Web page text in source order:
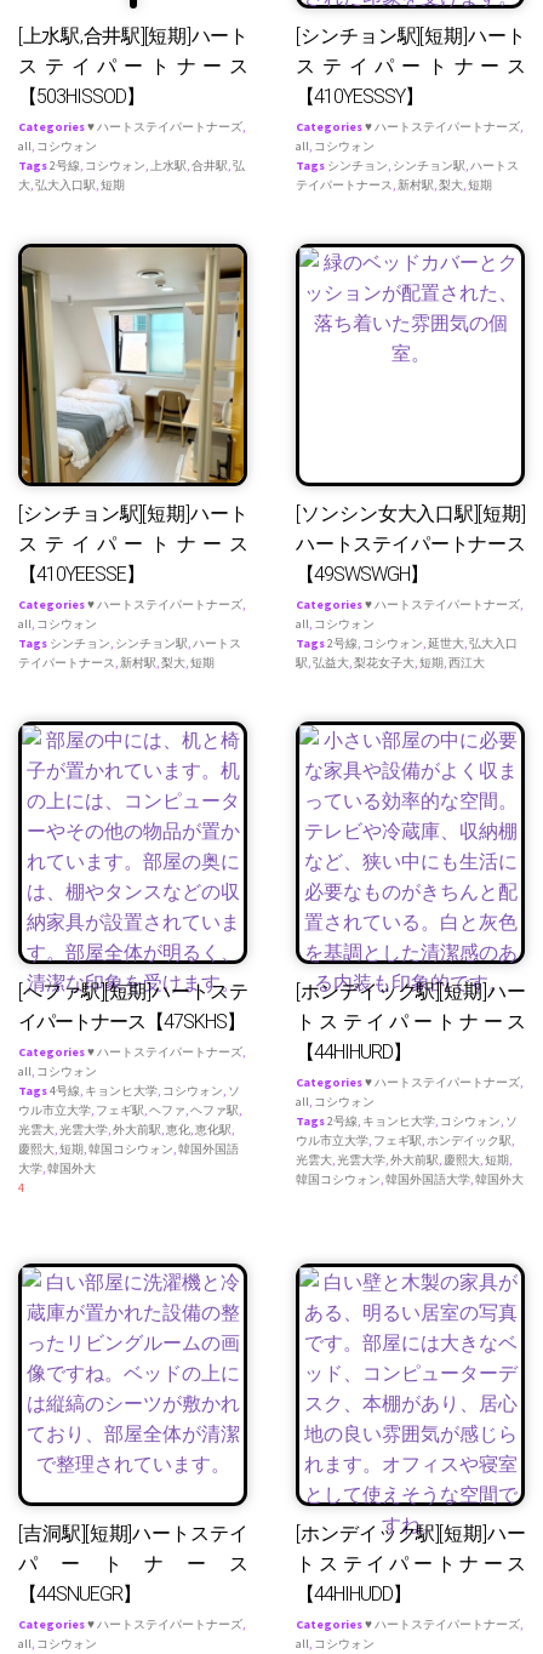
[上水駅,合井駅][短期]ハート
ステイパートナース
【503HISSOD】
Categories♥ ハートステイパートナーズ,
all, コシウォン
Tags2号線, コシウォン, 上水駅,合井駅,弘
大,弘大入口駅,短期
[シンチョン駅][短期]ハート
ステイパートナース
【410YESSSY】
Categories♥ ハートステイパートナーズ,
all, コシウォン
Tags シンチョン, シンチョン駅,ハートス
テイパートナース,新村駅,梨大,短期
[シンチョン駅][短期]ハート
ステイパートナース
【410YEESSE】
Categories♥ ハートステイパートナーズ,
all, コシウォン
Tags シンチョン, シンチョン駅,ハートス
テイパートナース,新村駅,梨大,短期
[ソンシン女大入口駅][短期]
ハートステイパートナース
【49SWSWGH】
Categories♥ ハートステイパートナーズ,
all, コシウォン
Tags2号線, コシウォン,延世大,弘大入口
駅,弘益大,梨花女子大,短期,西江大
[へファ駅][短期]ハートステ
イパートナース【47SKHS】
Categories♥ ハートステイパートナーズ,
all, コシウォン
Tags4号線, キョンヒ大学, コシウォン, ソ
ウル市立大学, フェギ駅,ヘファ,ヘファ駅,
光雲大,光雲大学,外大前駅,恵化,恵化駅,
慶熙大,短期,韓国コシウォン,韓国外国語
大学,韓国外大
4
[ホンデイック駅][短期]ハー
トステイパートナース
【44HIHURD】
Categories♥ ハートステイパートナーズ,
all, コシウォン
Tags2号線, キョンヒ大学, コシウォン, ソ
ウル市立大学, フェギ駅,ホンデイック駅,
光雲大,光雲大学,外大前駅, 慶熙大,短期,
韓国コシウォン,韓国外国語大学,韓国外大
[吉洞駅][短期]ハートステイ
パートナース
【44SNUEGR】
Categories♥ ハートステイパートナーズ,
all, コシウォン
[ホンデイック駅][短期]ハー
トステイパートナース
【44HIHUDD】
Categories♥ ハートステイパートナーズ,
all, コシウォン